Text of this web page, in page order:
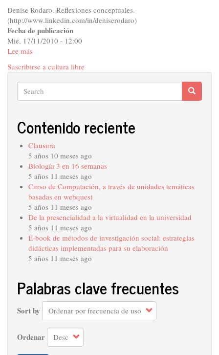
Denise Rodaro. Reflexiones conceptuales.
(http://www.linkedin.com/in/deniserodaro)
Fecha de publicación
Mié, 17/11/2010 - 12:00
Lee más
sociedades
del
conocimiento
libre
Suscribirse a cultura libre
Search
Search Search
Contenido reciente
Clausura
5 años 10 meses ago
Biología 3 en 16 semanas
5 años 11 meses ago
Curso de Computación, a través de unidades temáticas
basadas en webquest
5 años 11 meses ago
De la presencialidad a la virtualidad en la universidad
5 años 11 meses ago
E-book de métodos de investigación social: estrategias
didácticas implementadas para su elaboración
5 años 11 meses ago
Palabras clave frecuentes
Sort by
Ordenar